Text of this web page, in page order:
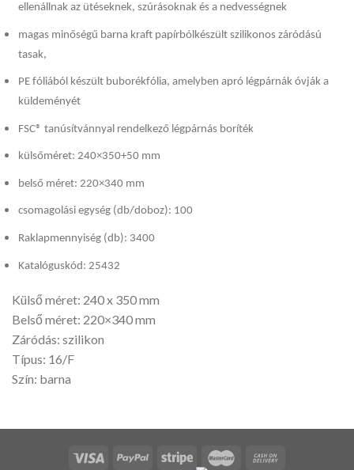
ellenállnak az ütéseknek, szúrásoknak és a nedvességnek
magas minőségű barna kraft papírbólkészült szilikonos záródású
tasak,
PE fóliából készült buborékfólia, amelyben apró légpárnák óvják a
küldeményét
FSC® tanúsítvánnyal rendelkező légpárnás boríték
külsőméret: 240×350+50 mm
belső méret: 220×340 mm
csomagolási egység (db/doboz): 100
Raklapmennyiség (db): 3400
Katalóguskód: 25432
Külső méret: 240 x 350 mm
Belső méret: 220×340 mm
Záródás: szilikon
Típus: 16/F
Szín: barna